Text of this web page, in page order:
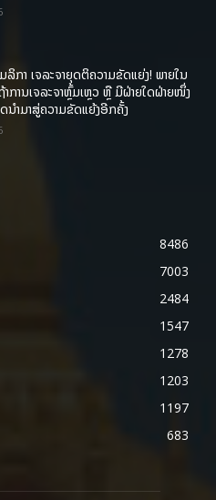
ລິກາ ເຈລະຈາຍຸດຕິຄວາມຂັດແຍ່ງ! ພາຍໃນ
ການເຈລະຈາຫຼົ້ມເຫຼວ ຫຼື ມີຝ່າຍໃດຝ່າຍໜຶ່ງ
ນໍາມາສູ່ຄວາມຂັດແຍ້ງອີກຄັ້ງ
8486
7003
2484
1547
1278
1203
1197
683